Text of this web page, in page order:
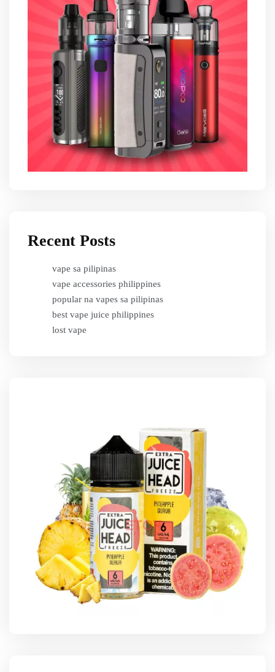
Recent Posts
vape sa pilipinas
vape accessories philippines
popular na vapes sa pilipinas
best vape juice philippines
lost vape